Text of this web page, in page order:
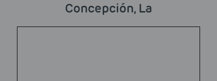
Concepción, La